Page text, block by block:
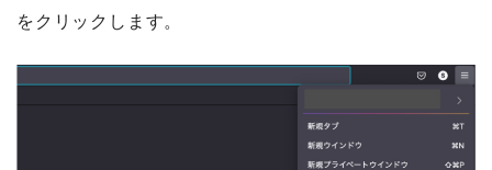
をクリックします。